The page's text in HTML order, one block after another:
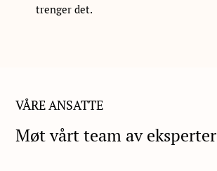
trenger det.
VÅRE ANSATTE
Møt vårt team av eksperter